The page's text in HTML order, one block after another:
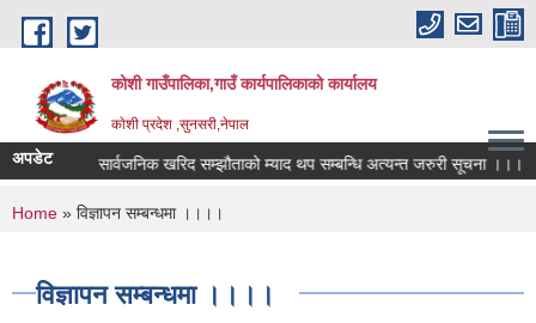
Skip to main content
कोशी गाउँपालिका,गाउँ कार्यपालिकाको कार्यालय
काेशी प्रदेश ,सुनसरी,नेपाल
अपडेट सार्वजनिक खरिद सम्झौताको म्याद थप सम्बन्धि अत्यन्त जरुरी सूचना ।।।
You are here
Home » विज्ञापन सम्बन्धमा ।।।।
विज्ञापन सम्बन्धमा ।।।।